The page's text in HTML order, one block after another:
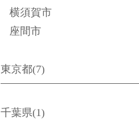
横須賀市
座間市
東京都(7)
千葉県(1)